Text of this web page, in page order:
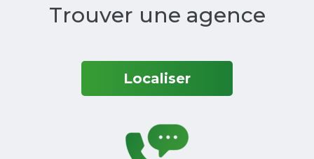
Trouver une agence‎
Localiser